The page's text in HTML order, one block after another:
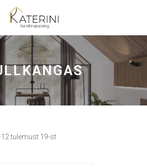
tulemust 19-st